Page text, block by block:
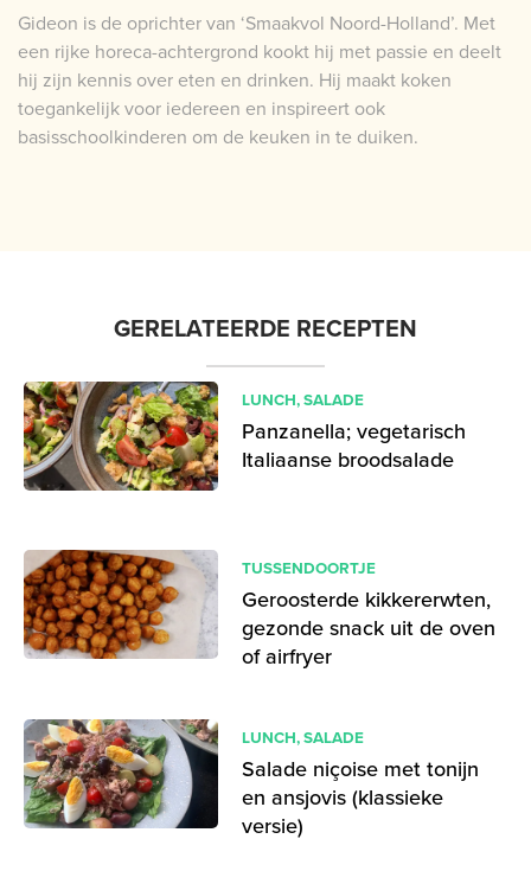
Gideon is de oprichter van ‘Smaakvol Noord-Holland’. Met
een rijke horeca-achtergrond kookt hij met passie en deelt
hij zijn kennis over eten en drinken. Hij maakt koken
toegankelijk voor iedereen en inspireert ook
basisschoolkinderen om de keuken in te duiken.
GERELATEERDE RECEPTEN
LUNCH,SALADE
Panzanella; vegetarisch
Italiaanse broodsalade
TUSSENDOORTJE
Geroosterde kikkererwten,
gezonde snack uit de oven
of airfryer
LUNCH,SALADE
Salade niçoise met tonijn
en ansjovis (klassieke
versie)